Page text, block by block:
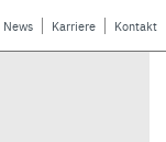
News Karriere Kontakt